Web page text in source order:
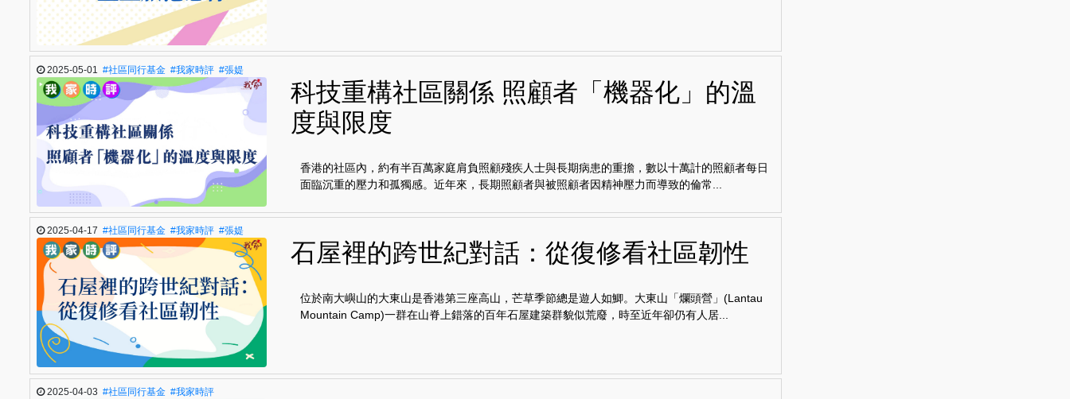
2025-05-01 #社區同行基金 #我家時評 #張媞
科技重構社區關係 照顧者「機器化」的溫
度與限度
香港的社區內，約有半百萬家庭肩負照顧殘疾人士與長期病患的重擔，數以十萬計的照顧者每日
面臨沉重的壓力和孤獨感。近年來，長期照顧者與被照顧者因精神壓力而導致的倫常...
2025-04-17 #社區同行基金 #我家時評 #張媞
石屋裡的跨世紀對話：從復修看社區韌性
位於南大嶼山的大東山是香港第三座高山，芒草季節總是遊人如鯽。大東山「爛頭營」(Lantau
Mountain Camp)一群在山脊上錯落的百年石屋建築群貌似荒廢，時至近年卻仍有人居...
2025-04-03 #社區同行基金 #我家時評